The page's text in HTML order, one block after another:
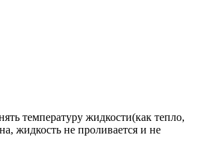
температуру жидкости(как тепло,
жидкость не проливается и не